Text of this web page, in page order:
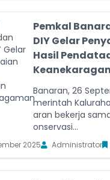
Pemkal
DIY Gelar
Hasil
Banaran, 26
merintah
aran bekerja
onservasi...
2025 Administrator